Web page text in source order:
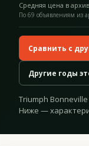
Средняя цена в
По 69 объявлениям из
Сравнить с
Другие годы
Triumph
Ниже —